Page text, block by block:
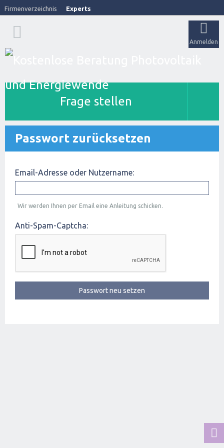
Firmenverzeichnis Experts
Anmelden
Frage stellen
Passwort zurücksetzen
Email-Adresse oder Nutzername:
Wir werden Ihnen per Email eine Anleitung schicken.
Anti-Spam-Captcha: